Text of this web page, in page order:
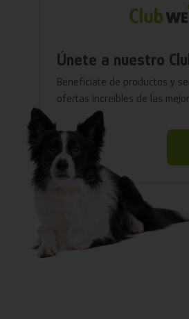
Únete a nuestro
Benefíciate de productos y
ofertas increíbles de las